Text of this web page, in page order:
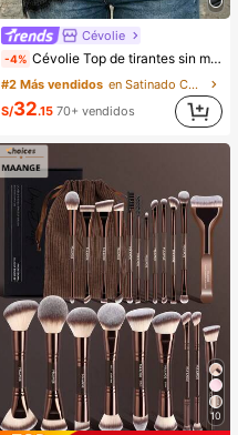
Cévolie
-4% Cévolie Top de tirantes sin mangas con cuello drapeado tipo cowl, ajuste ceñido, sexy, con fruncidos, ribete de encaje, patchwork y espalda descubierta para fiesta
#2 Más vendidos
en Satinado Camisetas sin mangas y camisetas sin m
S/32.15 70+ vendidos
10